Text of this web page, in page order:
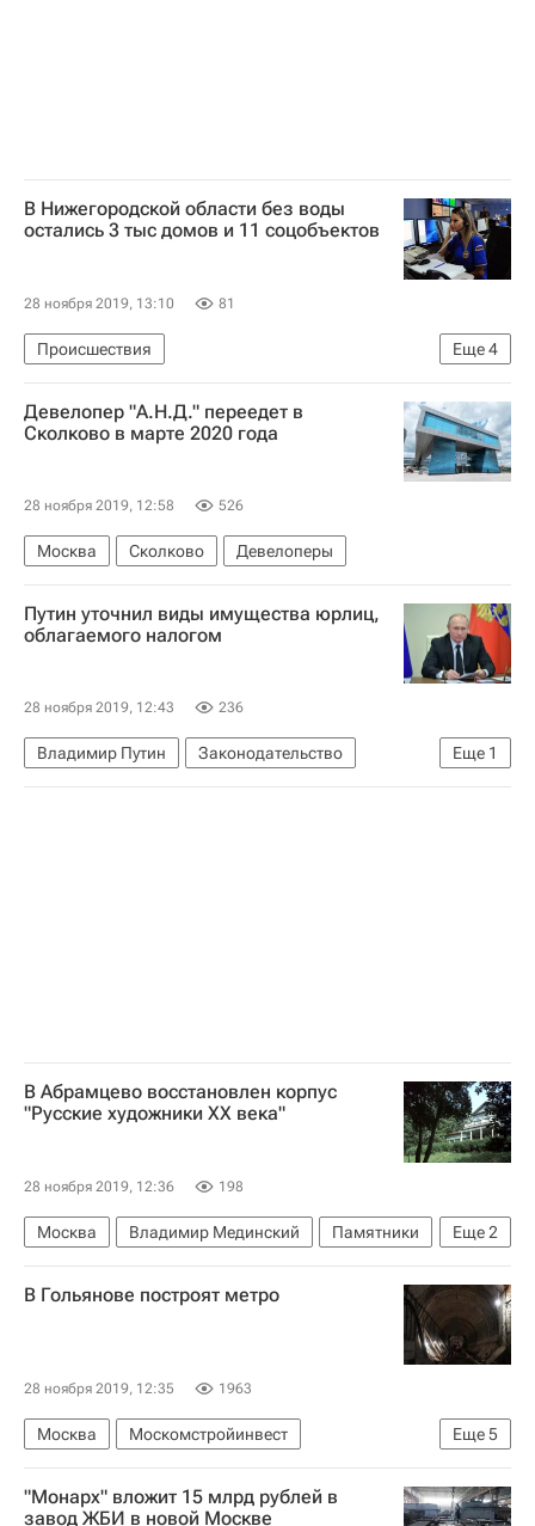
В Нижегородской области без воды
остались 3 тыс домов и 11 соцобъектов
28 ноября 2019, 13:10 81
Еще4
Происшествия
МЧС России (Министерство РФ по делам гражданской обороны, чрезвычайным ситуациям и ликвидации последствий стихийных бедствий)
Нижний Новгород
ЖКХ Водоснабжение
Девелопер "А.Н.Д." переедет в
Сколково в марте 2020 года
28 ноября 2019, 12:58 526
Москва Сколково Девелоперы
Путин уточнил виды имущества юрлиц,
облагаемого налогом
28 ноября 2019, 12:43 236
Еще 1
Владимир Путин
Законодательство
Имущество
В Абрамцево восстановлен корпус
"Русские художники ХХ века"
28 ноября 2019, 12:36 198
Еще2
Москва Владимир Мединский
Памятники
Архитектура
Реставрация
В Гольянове построят метро
28 ноября 2019, 12:35 1963
Еще5
Москва
Москомстройинвест
Марат Хуснуллин
Инфраструктура
Строительство метро в Москве
Метро
"Монарх" вложит 15 млрд рублей в
завод ЖБИ в новой Москве